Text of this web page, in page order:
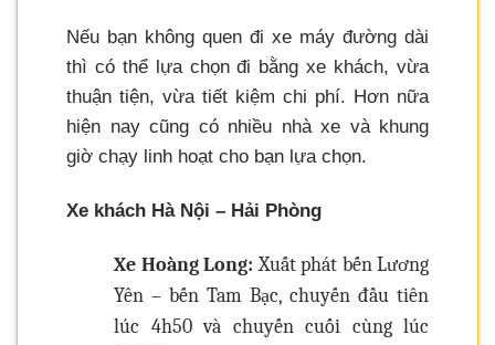
Nếu bạn không quen đi xe máy đường dài
thì có thể lựa chọn đi bằng xe khách, vừa
thuận tiện, vừa tiết kiệm chi phí. Hơn nữa
hiện nay cũng có nhiều nhà xe và khung
giờ chạy linh hoạt cho bạn lựa chọn.
Xe khách Hà Nội – Hải Phòng
Xe Hoàng Long: Xuất phát bến Lương
Yên – bến Tam Bạc, chuyến đầu tiên
lúc 4h50 và chuyến cuối cùng lúc